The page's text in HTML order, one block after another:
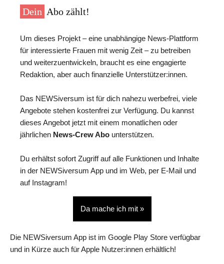
Dein Abo zählt!
Um dieses Projekt – eine unabhängige News-Plattform
für interessierte Frauen mit wenig Zeit – zu betreiben
und weiterzuentwickeln, braucht es eine engagierte
Redaktion, aber auch finanzielle Unterstützer:innen.
Das NEWSiversum ist für dich nahezu werbefrei, viele
Angebote stehen kostenfrei zur Verfügung. Du kannst
dieses Angebot jetzt mit einem monatlichen oder
jährlichen News-Crew Abo unterstützen.
Du erhältst sofort Zugriff auf alle Funktionen und Inhalte
in der NEWSiversum App und im Web, per E-Mail und
auf Instagram!
Da mache ich mit »
Die NEWSiversum App ist im Google Play Store verfügbar
und in Kürze auch für Apple Nutzer:innen erhältlich!